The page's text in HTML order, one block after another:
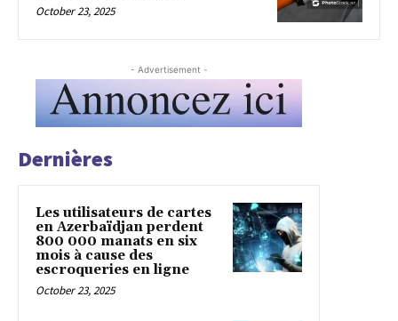
October 23, 2025
- Advertisement -
Dernières
Les utilisateurs de cartes
en Azerbaïdjan perdent
800 000 manats en six
mois à cause des
escroqueries en ligne
October 23, 2025